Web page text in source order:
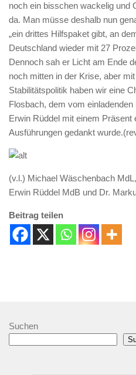
noch ein bisschen wackelig und
da. Man müsse deshalb nun
„ein drittes Hilfspaket gibt, an
Deutschland wieder mit 27
Dennoch sah er Licht am Ende
noch mitten in der Krise, aber
Stabilitätspolitik haben wir eine
Flosbach, dem vom
Erwin Rüddel mit einem Präsent
Ausführungen gedankt
(v.l.) Michael Wäschenbach
Erwin Rüddel MdB und Dr.
Beitrag teilen
Suchen